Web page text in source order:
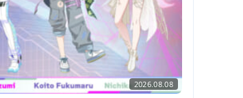
2026.08.08